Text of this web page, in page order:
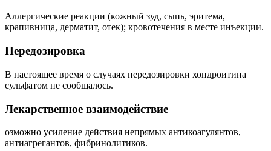
Аллергические реакции (кожный зуд, сыпь, эритема,
крапивница, дерматит, отек); кровотечения в месте инъекции.
Передозировка
В настоящее время о случаях передозировки хондроитина
сульфатом не сообщалось.
Лекарственное взаимодействие
озможно усиление действия непрямых антикоагулянтов,
антиагрегантов, фибринолитиков.